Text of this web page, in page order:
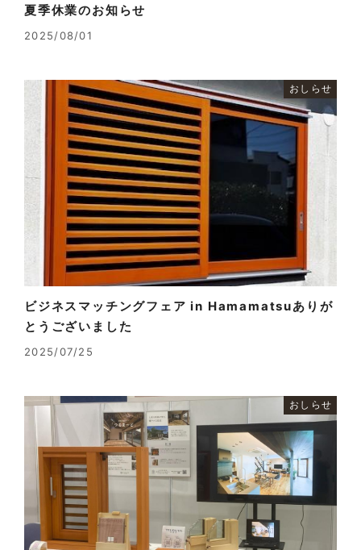
夏季休業のお知らせ
2025/08/01
おしらせ
ビジネスマッチングフェア in Hamamatsuありが
とうございました
2025/07/25
おしらせ